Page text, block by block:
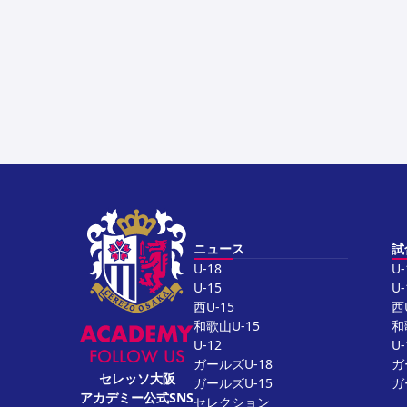
FOLLOW US
セレッソ大阪
アカデミー公式SNS
ニュース
U-18
U-15
西U-15
和歌山U-15
U-12
ガールズU-18
ガールズU-15
セレクション